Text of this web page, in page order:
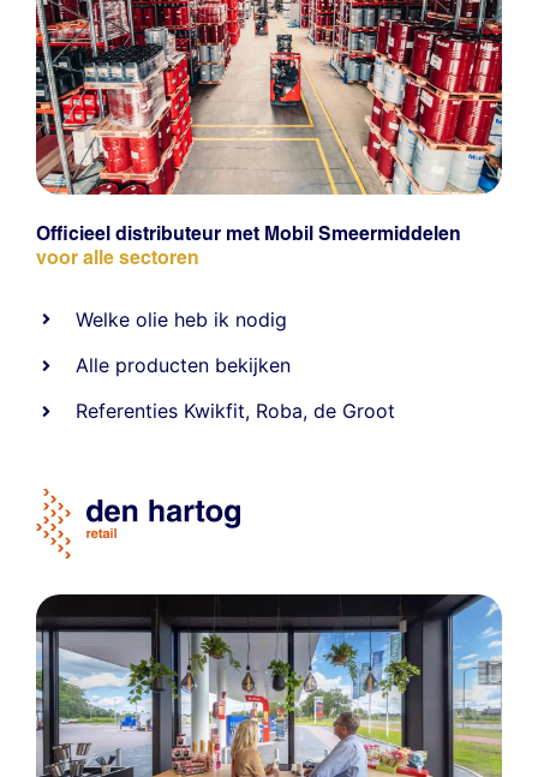
Officieel distributeur met Mobil Smeermiddelen
voor alle sectoren
Welke olie heb ik nodig
Alle producten bekijken
Referenties Kwikfit, Roba,de Groot